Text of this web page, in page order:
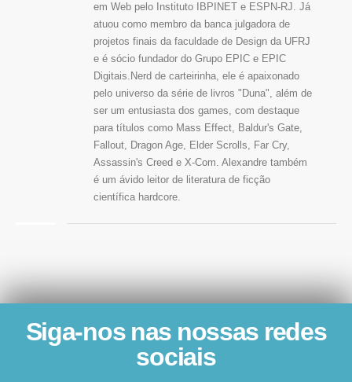
em Web pelo Instituto IBPINET e ESPN-RJ. Já
atuou como membro da banca julgadora de
projetos finais da faculdade de Design da UFRJ
e é sócio fundador do Grupo EPIC e EPIC
Digitais.Nerd de carteirinha, ele é apaixonado
pelo universo da série de livros "Duna", além de
ser um entusiasta dos games, com destaque
para títulos como Mass Effect, Baldur's Gate,
Fallout, Dragon Age, Elder Scrolls, Far Cry,
Assassin's Creed e X-Com. Alexandre também
é um ávido leitor de literatura de ficção
científica hardcore.
Siga-nos nas nossas redes
sociais